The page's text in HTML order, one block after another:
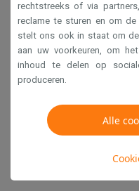
rechtstreeks of via
reclame te sturen en om
stelt ons ook in staat om
aan uw voorkeuren, om
inhoud te delen op
produceren.
Alle